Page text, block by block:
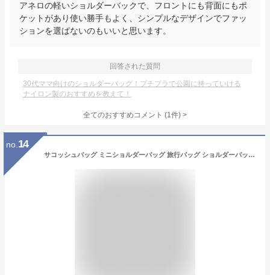
アネロの軽いショルダーバックで、フロントにも背面にもポ
ケットがあり使い勝手もよく、シンプルなデザインでファッ
ションを選ばないのもいいと思います。
回答された質問
30代ママ向けのショルダーバッグ！プチプラで公園に持っていける
ナイロン製のおすすめを教えて！
全てのおすすめコメント (1件) >
no. 14
サコッシュバッグ ミニショルダーバッグ 旅行バッグ ショルダーバッグ ブランド Rename サコッシュ バッグ 自転車 メッセンジャーバッグ レディース 大人 アウトドア 斜めがけバッグ ワンショルダー 軽量 ナイロン メンズ